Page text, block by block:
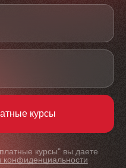
курсы
курсы" вы даете
конфиденциальности